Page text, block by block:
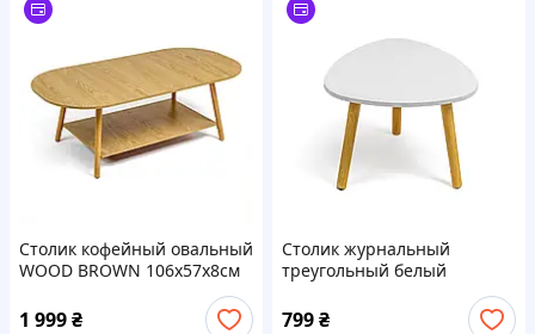
Столик кофейный овальный
WOOD BROWN 106х57х8см
1 999₴
Столик журнальный
треугольный белый
45х44,5х6см SW-00003365
799₴